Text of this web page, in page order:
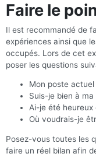
Faire le
Il est recommandé de
expériences ainsi que
occupés. Lors de cet
poser les questions
Mon poste
Suis-je bien à ma
Ai-je été heureux
Où voudrais-je
Posez-vous toutes les
faire un réel bilan afin